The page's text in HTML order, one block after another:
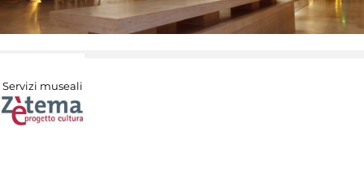
Servizi museali